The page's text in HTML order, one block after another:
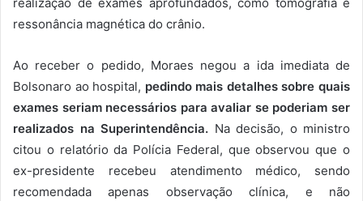
ressonância magnética do crânio.
Ao receber o pedido, Moraes negou a ida imediata de
Bolsonaro ao hospital, pedindo mais detalhes sobre quais
exames seriam necessários para avaliar se poderiam ser
realizados na Superintendência. Na decisão, o ministro
citou o relatório da Polícia Federal, que observou que o
ex-presidente recebeu atendimento médico, sendo
recomendada apenas observação clínica, e não